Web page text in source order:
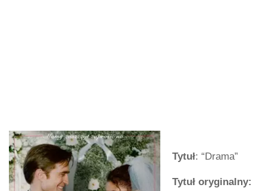
Tytuł: “Drama”
Tytuł oryginalny: